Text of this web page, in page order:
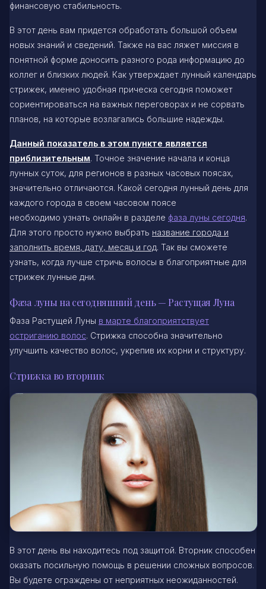
финансовую стабильность.
В этот день вам придется обработать большой объем
новых знаний и сведений. Также на вас ляжет миссия в
понятной форме доносить разного рода информацию до
коллег и близких людей. Как утверждает лунный календарь
стрижек, именно удобная прическа сегодня поможет
сориентироваться на важных переговорах и не сорвать
планов, на которые возлагались большие надежды.
Данный показатель в этом пункте является
приблизительным. Точное значение начала и конца
лунных суток, для регионов в разных часовых поясах,
значительно отличаются. Какой сегодня лунный день для
каждого города в своем часовом поясе
необходимо узнать онлайн в разделе фаза луны сегодня.
Для этого просто нужно выбрать название города и
заполнить время, дату, месяц и год. Так вы сможете
узнать, когда лучше стричь волосы в благоприятные для
стрижек лунные дни.
Фаза луны на сегодняшний день — Растущая Луна
Фаза Растущей Луны в марте благоприятствует
остриганию волос. Стрижка способна значительно
улучшить качество волос, укрепив их корни и структуру.
Стрижка во вторник
В этот день вы находитесь под защитой. Вторник способен
оказать посильную помощь в решении сложных вопросов.
Вы будете ограждены от неприятных неожиданностей.